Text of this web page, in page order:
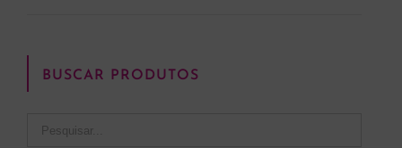
BUSCAR PRODUTOS